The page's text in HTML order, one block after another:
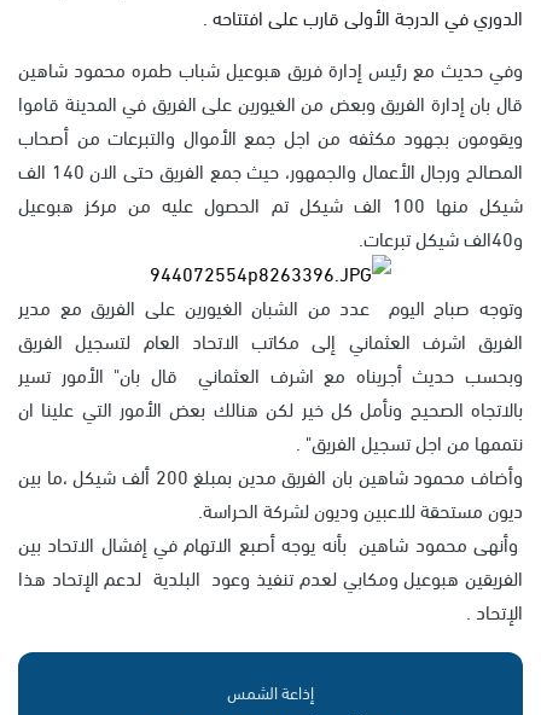
الدوري في الدرجة الأولى قارب على افتتاحه .
وفي حديث مع رئيس إدارة فريق هبوعيل شباب طمره محمود شاهين
قال بان إدارة الفريق وبعض من الغيورين على الفريق في المدينة قاموا
ويقومون بجهود مكثفه من اجل جمع الأموال والتبرعات من أصحاب
المصالح ورجال الأعمال والجمهور، حيث جمع الفريق حتى الان 140 الف
شيكل منها 100 الف شيكل تم الحصول عليه من مركز هبوعيل
و40الف شيكل تبرعات.
وتوجه صباح اليوم عدد من الشبان الغيورين على الفريق مع مدير
الفريق اشرف العثماني إلى مكاتب الاتحاد العام لتسجيل الفريق
وبحسب حديث أجريناه مع اشرف العثماني قال بان" الأمور تسير
بالاتجاه الصحيح ونأمل كل خير لكن هنالك بعض الأمور التي علينا ان
نتممها من اجل تسجيل الفريق" .
وأضاف محمود شاهين بان الفريق مدين بمبلغ 200 ألف شيكل ،ما بين
ديون مستحقة للاعبين وديون لشركة الحراسة.
وأنهى محمود شاهين بأنه يوجه أصبع الاتهام في إفشال الاتحاد بين
الفريقين هبوعيل ومكابي لعدم تنفيذ وعود البلدية لدعم الإتحاد هذا
الإتحاد .
إذاعة الشمس